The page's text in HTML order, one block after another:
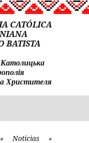
CATÓLICA
BATISTA
Католицька
Христителя
Noticias »